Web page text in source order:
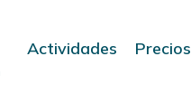
Actividades Precios